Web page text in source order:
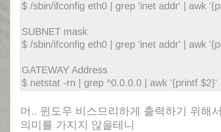
$ /sbin/ifconfig eth0 | grep 'inet addr' | awk
SUBNET mask
$ /sbin/ifconfig eth0 | grep 'inet addr' | awk
GATEWAY Address
$ netstat -rn | grep ^0.0.0.0 | awk '{printf $2}'
머.. 윈도우 비스므리하게 출력하기 위해
의미를 가지지 않을테니